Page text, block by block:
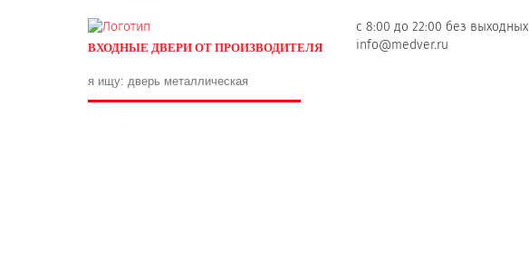
ВХОДНЫЕ ДВЕРИ ОТ ПРОИЗВОДИТЕЛЯ
с 8:00 до 22:00 без выходных
info@medver.ru